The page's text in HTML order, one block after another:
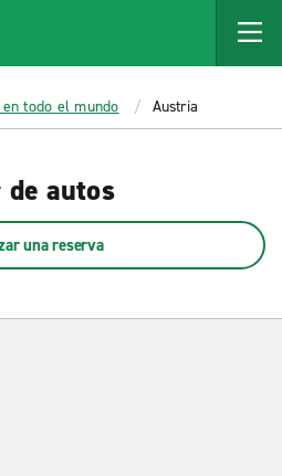
todo el mundo
Austria
autos
una reserva